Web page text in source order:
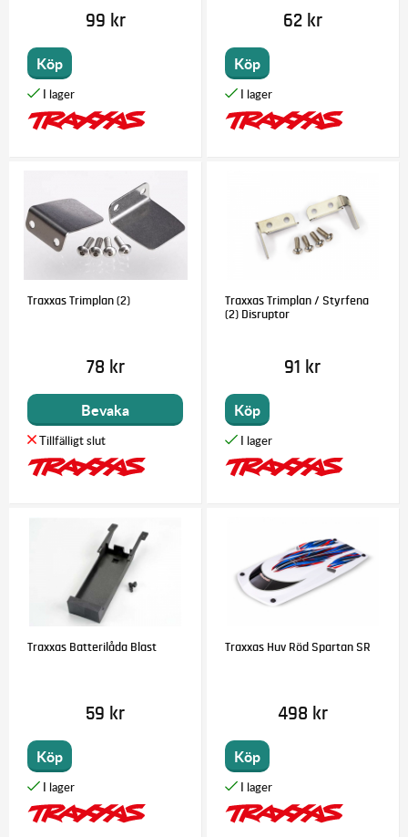
99 kr
Köp
62 kr
Köp
Traxxas Trimplan (2)
78 kr
Bevaka
Traxxas Trimplan / Styrfena
(2) Disruptor
91 kr
Köp
Traxxas Batterilåda Blast
59 kr
Köp
Traxxas Huv Röd Spartan SR
498 kr
Köp